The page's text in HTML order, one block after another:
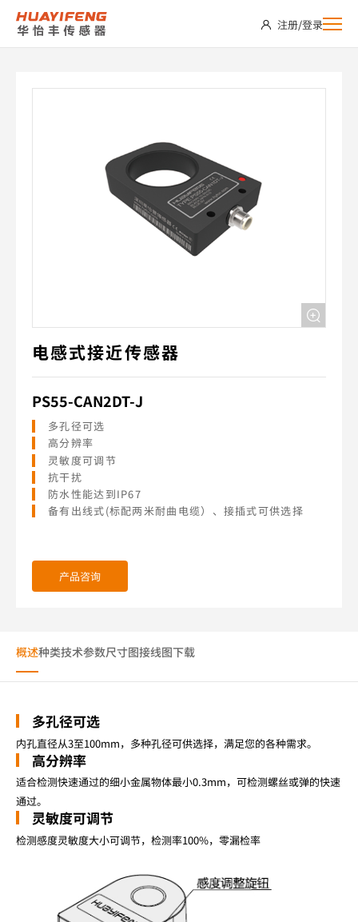
PS55-
CAN2DT-
注册/登录
电感式接近传感器
PS55-CAN2DT-J
多孔径可选
高分辨率
灵敏度可调节
抗干扰
防水性能达到IP67
备有出线式(标配两米耐曲电缆）、接插式可供选择
产品咨询
概述种类技术参数尺寸图接线图下载
多孔径可选
内孔直径从3至100mm，多种孔径可供选择，满足您的各种需求。
高分辨率
适合检测快速通过的细小金属物体最小0.3mm，可检测螺丝或弹的快速
通过。
灵敏度可调节
检测感度灵敏度大小可调节，检测率100%，零漏检率